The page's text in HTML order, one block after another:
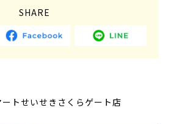
SHARE
トせいせきさくらゲート店